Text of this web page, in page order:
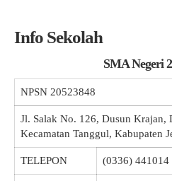
Info Sekolah
SMA Negeri
NPSN 20523848
Jl. Salak No. 126, Dusun Krajan,
Kecamatan Tanggul, Kabupaten
TELEPON (0336) 441014